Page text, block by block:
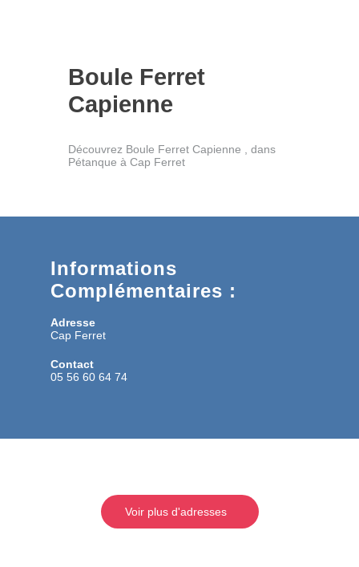
Boule Ferret
Capienne
Découvrez Boule Ferret Capienne , dans
Pétanque à Cap Ferret
Informations
Complémentaires :
Adresse
Cap Ferret
Contact
05 56 60 64 74
Voir plus d'adresses